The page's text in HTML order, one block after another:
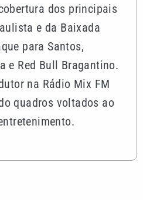
dos principais
e da Baixada
para Santos,
e Red Bull Bragantino.
na Rádio Mix FM
quadros voltados ao